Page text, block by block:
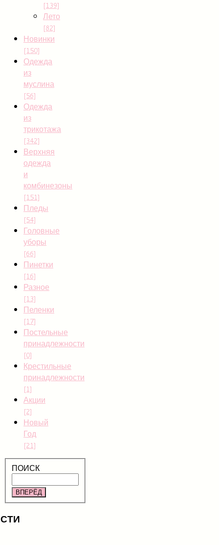
[139]
Лето
[82]
Новинки
[150]
Одежда
из
муслина
[56]
Одежда
из
трикотажа
[342]
Верхняя
одежда
и
комбинезоны
[151]
Пледы
[54]
Головные
уборы
[66]
Пинетки
[16]
Разное
[13]
Пеленки
[17]
Постельные
принадлежности
[0]
Крестильные
принадлежности
[1]
Акции
[2]
Новый
Год
[21]
ПОИСК
ВПЕРЁД